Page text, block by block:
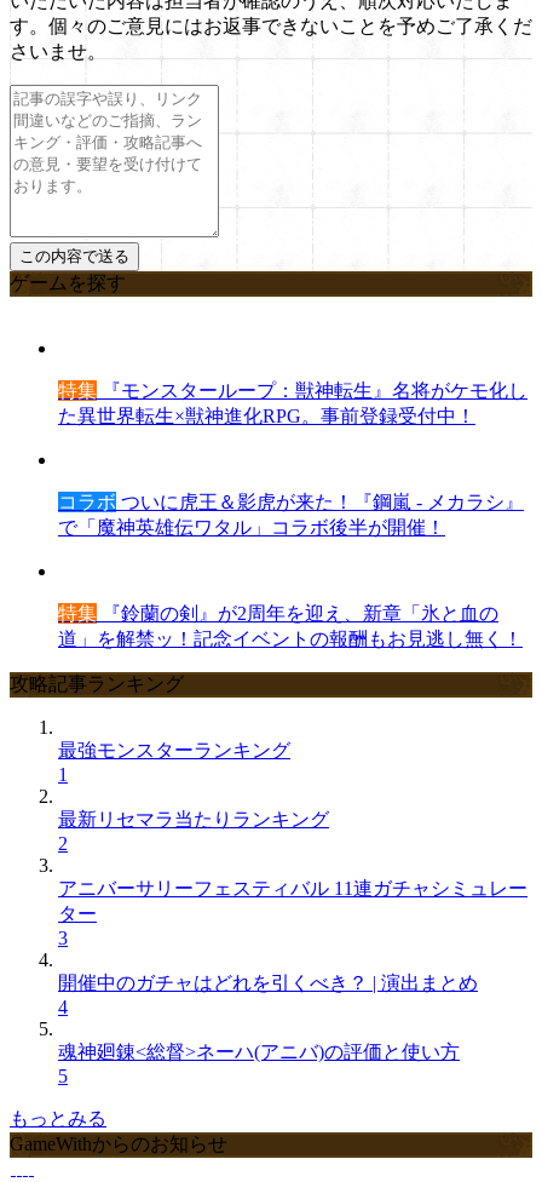
す。個々のご意見にはお返事できないことを予めご了承くだ
さいませ。
ゲームを探す
特集 『モンスターループ：獣神転生』名将がケモ化し
た異世界転生×獣神進化RPG。事前登録受付中！
コラボ ついに虎王＆影虎が来た！『鋼嵐 - メカラシ』
で「魔神英雄伝ワタル」コラボ後半が開催！
特集 『鈴蘭の剣』が2周年を迎え、新章「氷と血の
道」を解禁ッ！記念イベントの報酬もお見逃し無く！
攻略記事ランキング
最強モンスターランキング
1
最新リセマラ当たりランキング
2
アニバーサリーフェスティバル 11連ガチャシミュレー
ター
3
開催中のガチャはどれを引くべき？ | 演出まとめ
4
魂神廻錬<総督>ネーハ(アニバ)の評価と使い方
5
もっとみる
GameWithからのお知らせ